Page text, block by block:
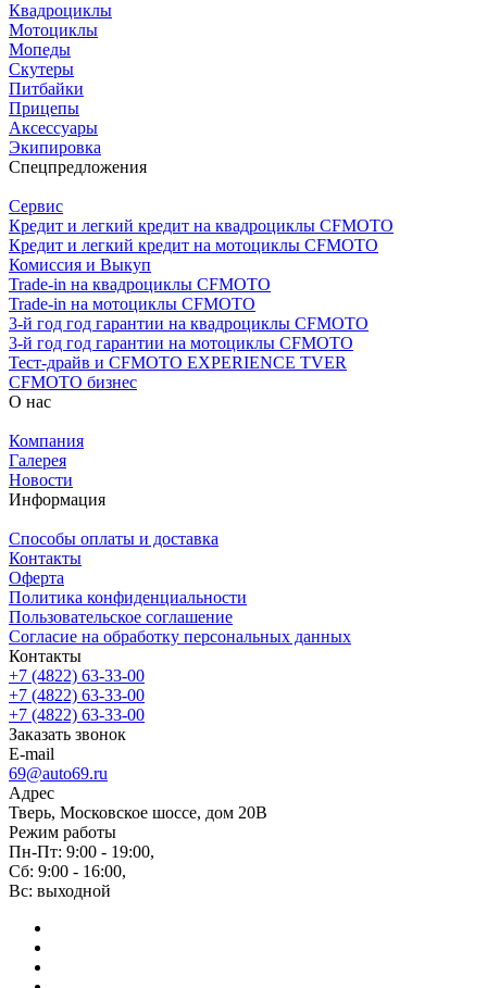
Квадроциклы
Мотоциклы
Мопеды
Скутеры
Питбайки
Прицепы
Аксессуары
Экипировка
Спецпредложения
Сервис
Кредит и легкий кредит на квадроциклы CFMOTO
Кредит и легкий кредит на мотоциклы CFMOTO
Комиссия и Выкуп
Trade-in на квадроциклы CFMOTO
Trade-in на мотоциклы CFMOTO
3-й год год гарантии на квадроциклы CFMOTO
3-й год год гарантии на мотоциклы CFMOTO
Тест-драйв и CFMOTO EXPERIENCE TVER
CFMOTO бизнес
О нас
Компания
Галерея
Новости
Информация
Способы оплаты и доставка
Контакты
Оферта
Политика конфиденциальности
Пользовательское соглашение
Согласие на обработку персональных данных
Контакты
+7 (4822) 63-33-00
+7 (4822) 63-33-00
+7 (4822) 63-33-00
Заказать звонок
E-mail
69@auto69.ru
Адрес
Тверь, Московское шоссе, дом 20В
Режим работы
Пн-Пт: 9:00 - 19:00,
Сб: 9:00 - 16:00,
Вс: выходной